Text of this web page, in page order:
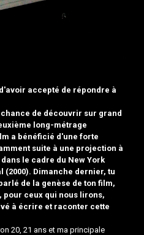
accepté de répondre à
de découvrir sur grand
long-métrage
a bénéficié d'une forte
suite à une projection à
le cadre du New York
(2000). Dimanche dernier, tu
de la genèse de ton film,
pour ceux qui nous lirons,
à écrire et raconter cette
20, 21 ans et ma principale